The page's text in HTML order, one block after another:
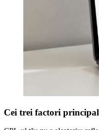
Cei trei factori